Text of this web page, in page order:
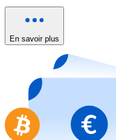
Acheter avec carte
Nouveau
Achetez des
Aller à la boutique
En savoir plus